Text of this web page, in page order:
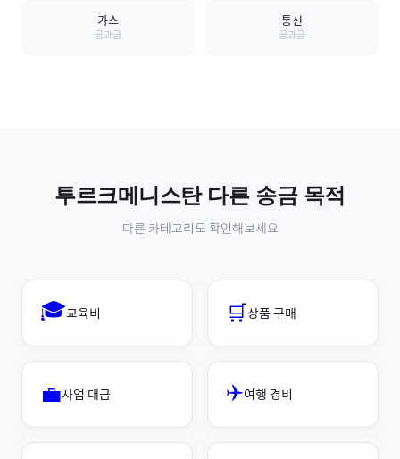
가스
공과금
통신
공과금
투르크메니스탄다른 송금 목적
다른 카테고리도 확인해보세요
🎓교육비 🛒상품 구매
💼사업 대금 ✈️여행 경비